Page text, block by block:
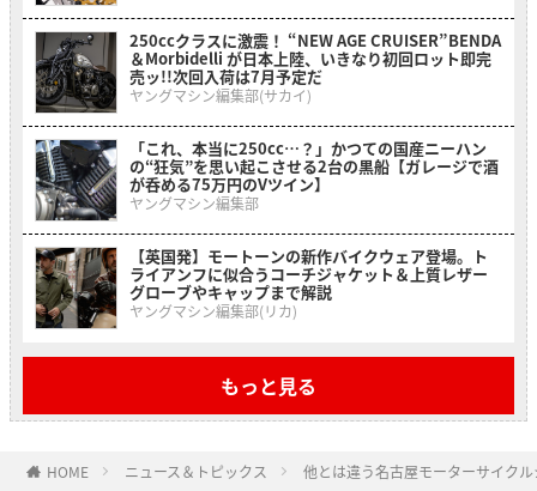
250ccクラスに激震！ “NEW AGE CRUISER”BENDA
＆Morbidelli が日本上陸、いきなり初回ロット即完
売ッ!!次回入荷は7月予定だ
ヤングマシン編集部(サカイ)
「これ、本当に250cc…？」かつての国産ニーハン
の“狂気”を思い起こさせる2台の黒船【ガレージで酒
が呑める75万円のVツイン】
ヤングマシン編集部
【英国発】モートーンの新作バイクウェア登場。ト
ライアンフに似合うコーチジャケット＆上質レザー
グローブやキャップまで解説
ヤングマシン編集部(リカ)
もっと見る
HOME ニュース＆トピックス 他とは違う名古屋モーターサイク